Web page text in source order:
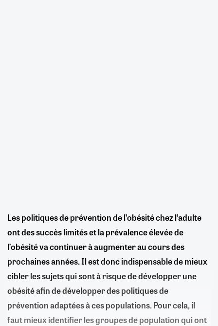
Les politiques de prévention de l’obésité chez l’adulte
ont des succès limités et la prévalence élevée de
l’obésité va continuer à augmenter au cours des
prochaines années. Il est donc indispensable de mieux
cibler les sujets qui sont à risque de développer une
obésité afin de développer des politiques de
prévention adaptées à ces populations. Pour cela, il
faut mieux identifier les groupes de population qui ont